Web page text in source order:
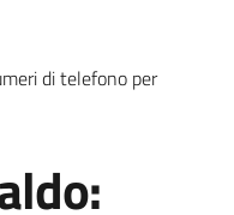
di telefono per